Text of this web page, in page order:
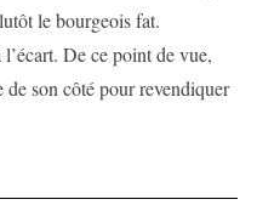
le bourgeois fat.
De ce point de vue,
de son côté pour revendiquer